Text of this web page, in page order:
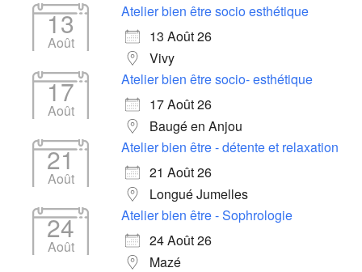
13
Août
Atelier bien être socio esthétique
13 Août 26
Vivy
17
Août
Atelier bien être socio- esthétique
17 Août 26
Baugé en Anjou
21
Août
Atelier bien être - détente et relaxation
21 Août 26
Longué Jumelles
24
Août
Atelier bien être - Sophrologie
24 Août 26
Mazé